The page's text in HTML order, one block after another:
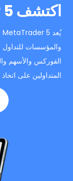
اكتشف MetaTrader 5
والمؤسسات للتداول
الفوركس والأسهم
المتداولين على